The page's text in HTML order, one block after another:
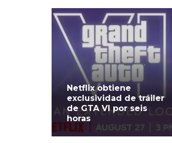
Netflix obtiene
exclusividad de tráiler
de GTA VI por seis
horas